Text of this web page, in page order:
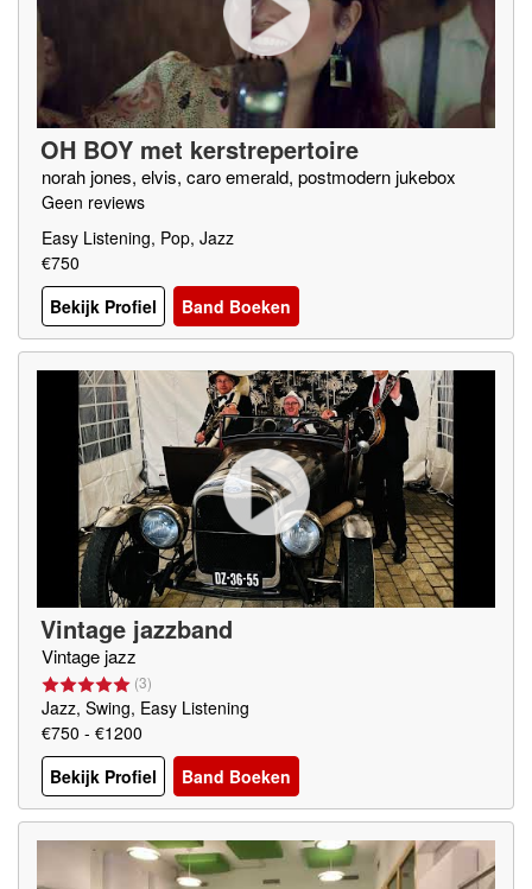
OH BOY met kerstrepertoire
norah jones, elvis, caro emerald, postmodern jukebox
Geen reviews
Easy Listening, Pop, Jazz
€750
Bekijk Profiel
Band Boeken
Vintage jazzband
Vintage jazz
(3)
Jazz, Swing, Easy Listening
€750 - €1200
Bekijk Profiel
Band Boeken